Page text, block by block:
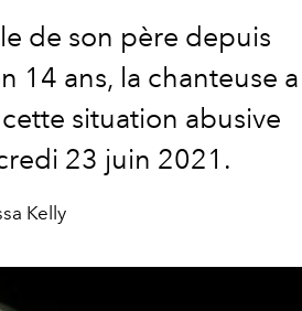
de son père depuis
14 ans, la chanteuse a
situation abusive
23 juin 2021.
Kelly